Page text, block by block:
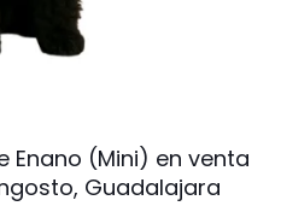
Enano (Mini) en venta
Guadalajara